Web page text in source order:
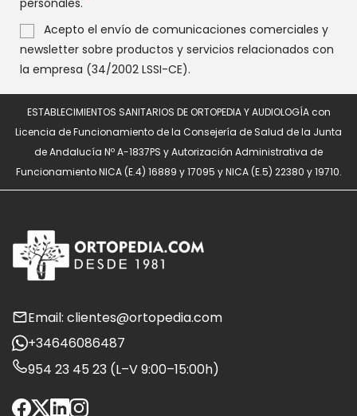
personales.
Acepto el envío de comunicaciones comerciales y
newsletter sobre productos y servicios relacionados con
la empresa (34/2002 LSSI-CE).
ESTABLECIMIENTOS SANITARIOS DE ORTOPEDIA Y AUDIOLOGÍA con
Licencia de Funcionamiento de la Consejería de Salud de la Junta
de Andalucía Nº A-1837PS y Autorización Administrativa de
Funcionamiento NICA (E.4) 16889 y 17095 y NICA (E.5) 22380 y 19710.
Email: clientes@ortopedia.com
+34646086487
954 23 45 23 (L–V 9:00–15:00h)